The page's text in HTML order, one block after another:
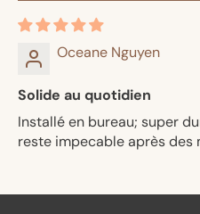
Oceane Nguyen
Solide au quotidien
Installé en bureau; super
reste impecable après des